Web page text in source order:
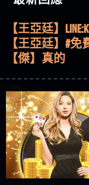
賴zg369」力智
力智投資是詐
回報獲利 請不
【其他問題】
zg369】天盛商
行是真的嗎 天
招教你拿回
【其他問題】
大戶e點靈詐騙
點靈是不是詐
法出金 （大戶
【其他問題】
費討回資金賴
是不是詐騙 弘
錢怎麼辦 本文
【其他問題】
詐騙手法欺詐群
KnTop是詐騙嗎
的錢一招拿回
【其他問題】
【免費討回資
機台運算專案
被機台運算專
回被騙資金
【其他問題】
討回資金賴
騙 Hoyabit是真
本文教你如何
【其他問題】
中【免費討回資
騙嗎 KS.M多元
真的嗎 被KS.M
你如何拿回被
【其他問題】
家 Family & Love
騙 野原家 Family
詐騙嗎 165多次
請遠離
【其他問題】
討回資金賴
詐騙 元盈橋是
本文教你如何
【其他問題】被
型詐騙手法欺詐
是詐騙 M.L.Edge
【其他問題】
費討回資金賴
【其他問題】
回答
【王亞廷】
【王亞廷】#免
【傑】真的
【Wei】讚
【沈樂慧】又
【林伊依】爛
【陳靜茹】推
【黃家羭】推推
【AVA娛樂城
好厲
【陳順堪】黑